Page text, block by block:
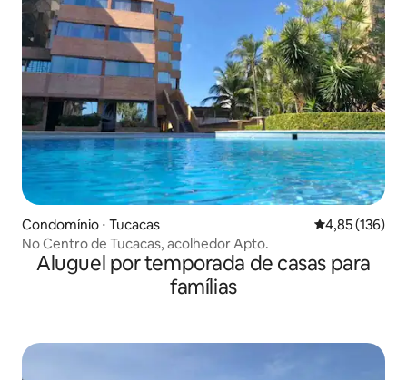
Condomínio ⋅ Tucacas 4,85 de uma
4,85 (136)
No Centro de Tucacas, acolhedor Apto.
Aluguel por temporada de casas para
famílias